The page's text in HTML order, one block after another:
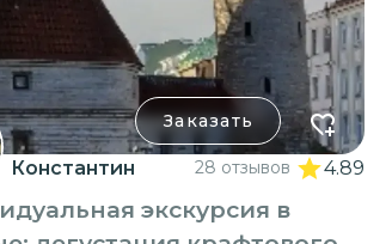
Заказать
Константин 28 отзывов 4.89
экскурсия в